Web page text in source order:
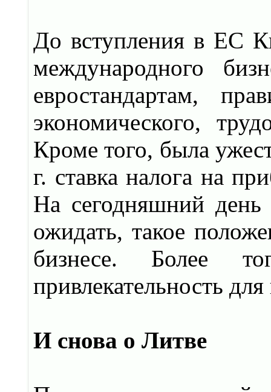
До вступления в ЕС
международного
евростандартам,
экономического,
Кроме того, была
г. ставка налога на
На сегодняшний день
ожидать, такое
бизнесе. Более
привлекательность
И снова о Литве